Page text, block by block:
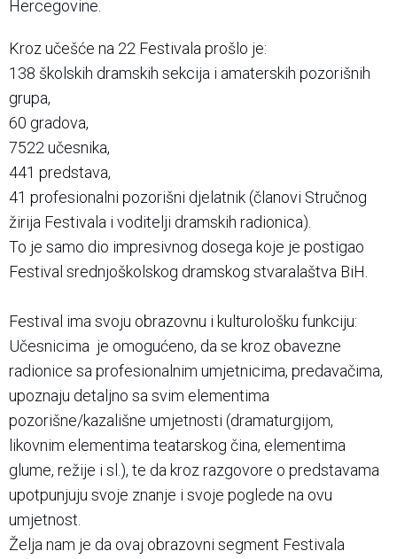
Hercegovine.
Kroz učešće na 22 Festivala prošlo je:
138 školskih dramskih sekcija i amaterskih pozorišnih
grupa,
60 gradova,
7522 učesnika,
441 predstava,
41 profesionalni pozorišni djelatnik (članovi Stručnog
žirija Festivala i voditelji dramskih radionica).
To je samo dio impresivnog dosega koje je postigao
Festival srednjoškolskog dramskog stvaralaštva BiH.
Festival ima svoju obrazovnu i kulturološku funkciju:
Učesnicima je omogućeno, da se kroz obavezne
radionice sa profesionalnim umjetnicima, predavačima,
upoznaju detaljno sa svim elementima
pozorišne/kazališne umjetnosti (dramaturgijom,
likovnim elementima teatarskog čina, elementima
glume, režije i sl.), te da kroz razgovore o predstavama
upotpunjuju svoje znanje i svoje poglede na ovu
umjetnost.
Želja nam je da ovaj obrazovni segment Festivala